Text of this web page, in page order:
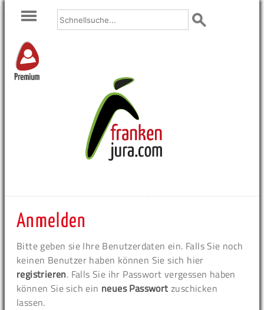
Premium
Anmelden
Bitte geben sie Ihre Benutzerdaten ein. Falls Sie noch
keinen Benutzer haben können Sie sich hier
registrieren. Falls Sie ihr Passwort vergessen haben
können Sie sich ein neues Passwort zuschicken
lassen.